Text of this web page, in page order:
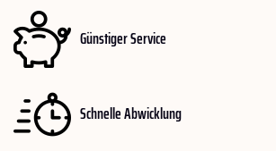
Günstiger Service
Schnelle Abwicklung